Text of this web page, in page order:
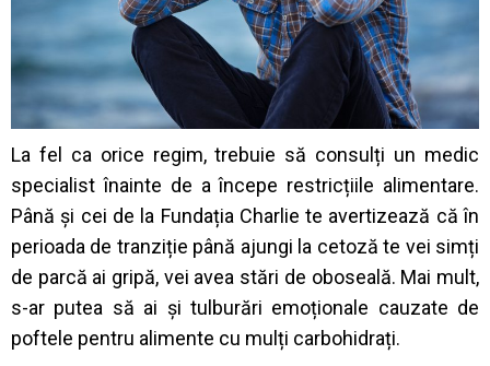
La fel ca orice regim, trebuie să consulți un medic
specialist înainte de a începe restricțiile alimentare.
Până și cei de la Fundația Charlie te avertizează că în
perioada de tranziție până ajungi la cetoză te vei simți
de parcă ai gripă, vei avea stări de oboseală. Mai mult,
s-ar putea să ai și tulburări emoționale cauzate de
poftele pentru alimente cu mulți carbohidrați.